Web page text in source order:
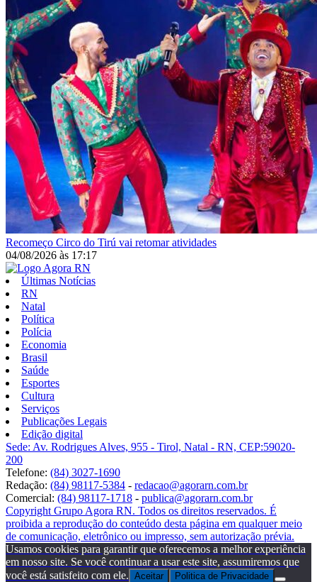
Recomeço Circo do Tirú vai retomar atividades
04/08/2026 às 17:17
Últimas Notícias
RN
Natal
Política
Polícia
Economia
Brasil
Saúde
Esportes
Cultura
Serviços
Publicações Legais
Edição digital
Sede: Av. Rodrigues Alves, 955 - Tirol, Natal - RN, CEP:59020-
200
Telefone: (84) 3027-1690
Redação: (84) 98117-5384 - redacao@agorarn.com.br
Comercial: (84) 98117-1718 - publica@agorarn.com.br
Copyright Grupo Agora RN. Todos os direitos reservados. É
proibida a reprodução do conteúdo desta página em qualquer meio
de comunicação, eletrônico ou impresso, sem autorização prévia.
Usamos cookies para garantir que oferecemos a melhor experiência
em nosso site. Se você continuar a usar este site, assumiremos que
você está satisfeito com ele. Aceitar Politica de Privacidade